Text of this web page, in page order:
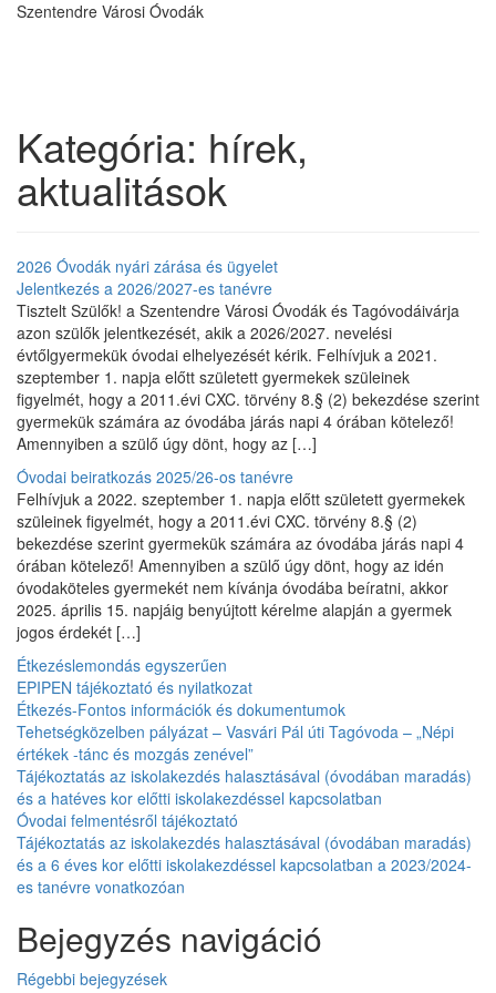
Szentendre Városi Óvodák
Kategória: hírek,
aktualitások
2026 Óvodák nyári zárása és ügyelet
Jelentkezés a 2026/2027-es tanévre
Tisztelt Szülők! a Szentendre Városi Óvodák és Tagóvodáivárja
azon szülők jelentkezését, akik a 2026/2027. nevelési
évtőlgyermekük óvodai elhelyezését kérik. Felhívjuk a 2021.
szeptember 1. napja előtt született gyermekek szüleinek
figyelmét, hogy a 2011.évi CXC. törvény 8.§ (2) bekezdése szerint
gyermekük számára az óvodába járás napi 4 órában kötelező!
Amennyiben a szülő úgy dönt, hogy az […]
Óvodai beiratkozás 2025/26-os tanévre
Felhívjuk a 2022. szeptember 1. napja előtt született gyermekek
szüleinek figyelmét, hogy a 2011.évi CXC. törvény 8.§ (2)
bekezdése szerint gyermekük számára az óvodába járás napi 4
órában kötelező! Amennyiben a szülő úgy dönt, hogy az idén
óvodaköteles gyermekét nem kívánja óvodába beíratni, akkor
2025. április 15. napjáig benyújtott kérelme alapján a gyermek
jogos érdekét […]
Étkezéslemondás egyszerűen
EPIPEN tájékoztató és nyilatkozat
Étkezés-Fontos információk és dokumentumok
Tehetségközelben pályázat – Vasvári Pál úti Tagóvoda – „Népi
értékek -tánc és mozgás zenével”
Tájékoztatás az iskolakezdés halasztásával (óvodában maradás)
és a hatéves kor előtti iskolakezdéssel kapcsolatban
Óvodai felmentésről tájékoztató
Tájékoztatás az iskolakezdés halasztásával (óvodában maradás)
és a 6 éves kor előtti iskolakezdéssel kapcsolatban a 2023/2024-
es tanévre vonatkozóan
Bejegyzés navigáció
Régebbi bejegyzések